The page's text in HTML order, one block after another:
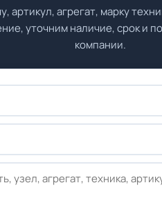
артикул, агрегат, марку
уточним наличие, срок и
компании.